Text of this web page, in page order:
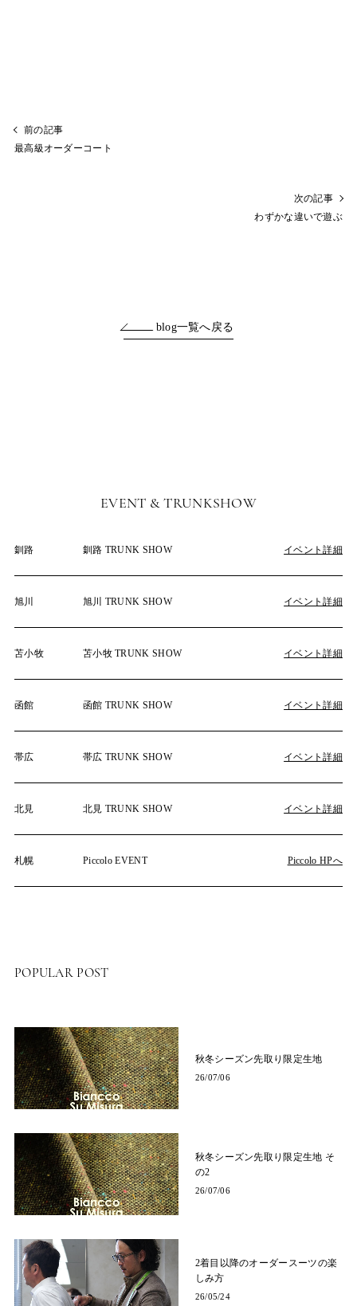
前の記事
最高級オーダーコート
次の記事
わずかな違いで遊ぶ
blog一覧へ戻る
EVENT & TRUNKSHOW
釧路 釧路 TRUNK SHOW イベント詳細
旭川 旭川 TRUNK SHOW イベント詳細
苫小牧 苫小牧 TRUNK SHOW イベント詳細
函館 函館 TRUNK SHOW イベント詳細
帯広 帯広 TRUNK SHOW イベント詳細
北見 北見 TRUNK SHOW イベント詳細
札幌 Piccolo EVENT Piccolo HPへ
POPULAR POST
秋冬シーズン先取り限定生地
26/07/06
秋冬シーズン先取り限定生地 そ
の2
26/07/06
2着目以降のオーダースーツの楽
しみ方
26/05/24